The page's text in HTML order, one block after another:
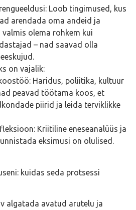
Loob tingimused, kus
arendada oma andeid ja
olema rohkem kui
– nad saavad olla
on vajalik:
Haridus, poliitika, kultuur
peavad töötama koos, et
piirid ja leida terviklikke
Kriitiline eneseanalüüs ja
eksimusi on olulised.
kuidas seda protsessi
algatada avatud arutelu ja